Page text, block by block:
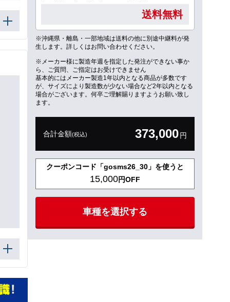
送料無料
※沖縄県・離島・一部地域は送料の他に別途中継料が発
生します。詳しくはお問い合わせください。
※メーカー様に製造年週を指定した発注ができない事か
ら、ご質問、ご指定はお受けできません
基本的にはメーカー製造1年以内となる商品が多数です
が、サイズにより製造数が少ない場合など2年以内となる
場合がございます。何卒ご理解賜りますようお願い致し
ます。
合計金額(税込) 373,000円
クーポンコード「gosms26_30」を使うと
15,000円OFF
車種を選択する